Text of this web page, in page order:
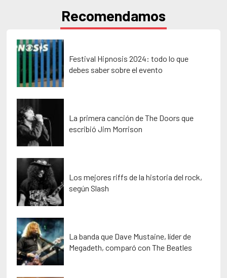
Recomendamos
Festival Hipnosis 2024: todo lo que
debes saber sobre el evento
La primera canción de The Doors que
escribió Jim Morrison
Los mejores riffs de la historia del rock,
según Slash
La banda que Dave Mustaine, líder de
Megadeth, comparó con The Beatles